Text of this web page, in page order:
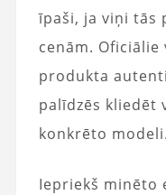
īpaši, ja viņi tās
cenām.
produkta
palīdzēs kliedēt
konkrēto modeli.
Iepriekš minēto